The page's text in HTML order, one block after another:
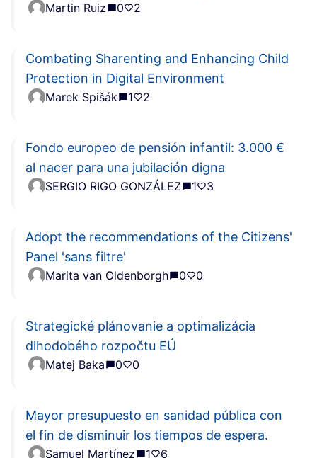
Martin Ruiz 0 2
Combating Sharenting and Enhancing Child
Protection in Digital Environment
Marek Spišák 1 2
Fondo europeo de pensión infantil: 3.000 €
al nacer para una jubilación digna
SERGIO RIGO GONZÁLEZ 1 3
Adopt the recommendations of the Citizens'
Panel 'sans filtre'
Marita van Oldenborgh 0 0
Strategické plánovanie a optimalizácia
dlhodobého rozpočtu EÚ
Matej Baka 0 0
Mayor presupuesto en sanidad pública con
el fin de disminuir los tiempos de espera.
Samuel Martínez 1 6